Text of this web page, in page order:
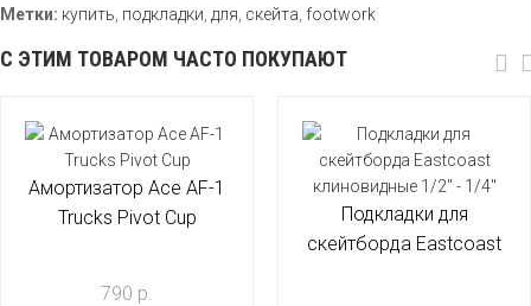
Метки: купить подкладки для скейта footwork
С ЭТИМ ТОВАРОМ ЧАСТО ПОКУПАЮТ
Амортизатор Ace AF-1
Trucks Pivot Cup
790 р.
Подкладки для
скейтборда Eastcoast